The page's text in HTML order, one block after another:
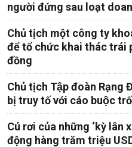
người đứng sau loạt
Chủ tịch một công ty
để tổ chức khai thác trái
đồng
Chủ tịch Tập đoàn Rạng
bị truy tố với cáo buộc
Cú rơi của những ‘kỳ lân
động hàng trăm triệu